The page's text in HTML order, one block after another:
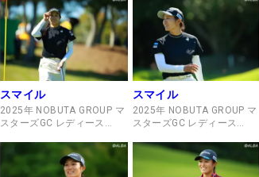
スマイル
2025年 NOBUTA GROUP マ
スターズGC レディース
スマイル
2025年 NOBUTA GROUP マ
スターズGC レディース